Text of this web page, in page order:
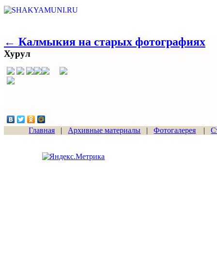
← Калмыкия на старых фотографиях
Хурул
Главная | Архивные материалы |Фотогалерея |